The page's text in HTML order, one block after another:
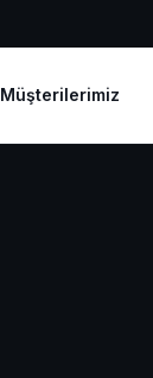
Müşterilerimiz